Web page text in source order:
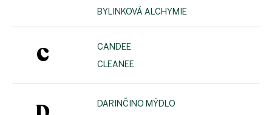
BYLINKOVÁ ALCHYMIE
C
CANDEE
CLEANEE
DARINČINO MÝDLO